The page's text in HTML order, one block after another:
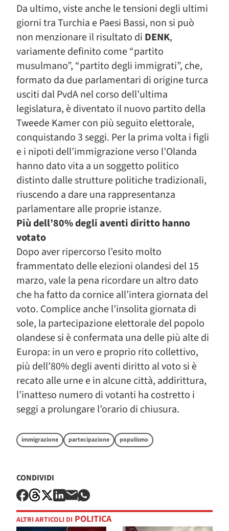
Da ultimo, viste anche le tensioni degli ultimi
giorni tra Turchia e Paesi Bassi, non si può
non menzionare il risultato di DENK,
variamente definito come “partito
musulmano”, “partito degli immigrati”, che,
formato da due parlamentari di origine turca
usciti dal PvdA nel corso dell’ultima
legislatura, è diventato il nuovo partito della
Tweede Kamer con più seguito elettorale,
conquistando 3 seggi. Per la prima volta i figli
e i nipoti dell’immigrazione verso l’Olanda
hanno dato vita a un soggetto politico
distinto dalle strutture politiche tradizionali,
riuscendo a dare una rappresentanza
parlamentare alle proprie istanze.
Più dell’80% degli aventi diritto hanno
votato
Dopo aver ripercorso l’esito molto
frammentato delle elezioni olandesi del 15
marzo, vale la pena ricordare un altro dato
che ha fatto da cornice all’intera giornata del
voto. Complice anche l’insolita giornata di
sole, la partecipazione elettorale del popolo
olandese si è confermata una delle più alte di
Europa: in un vero e proprio rito collettivo,
più dell’80% degli aventi diritto al voto si è
recato alle urne e in alcune città, addirittura,
l’inatteso numero di votanti ha costretto i
seggi a prolungare l’orario di chiusura.
immigrazione partecipazione populismo
CONDIVIDI
ALTRI ARTICOLI DI POLITICA